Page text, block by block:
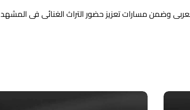
وضمن مسارات تعزيز حضور التراث الغنائى فى المشهد